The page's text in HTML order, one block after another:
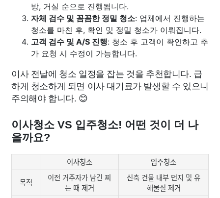
방, 거실 순으로 진행됩니다.
자체 검수 및 꼼꼼한 정밀 청소: 업체에서 진행하는
청소를 마친 후, 확인 및 정밀 청소가 이뤄집니다.
고객 검수 및 A/S 진행: 청소 후 고객이 확인하고 추
가 요청 시 수정이 가능합니다.
이사 전날에 청소 일정을 잡는 것을 추천합니다. 급
하게 청소하게 되면 이사 대기료가 발생할 수 있으니
주의해야 합니다. 😊
이사청소 VS 입주청소! 어떤 것이 더 나
을까요?
이사청소 입주청소
목적
이전 거주자가 남긴 찌
든 때 제거
신축 건물 내부 먼지 및 유
해물질 제거